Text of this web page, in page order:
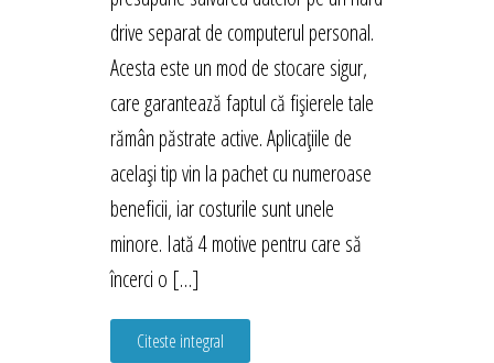
drive separat de computerul personal.
Acesta este un mod de stocare sigur,
care garantează faptul că fișierele tale
rămân păstrate active. Aplicațiile de
același tip vin la pachet cu numeroase
beneficii, iar costurile sunt unele
minore. Iată 4 motive pentru care să
încerci o […]
Citeste integral